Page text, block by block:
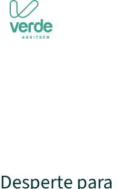
Desperte